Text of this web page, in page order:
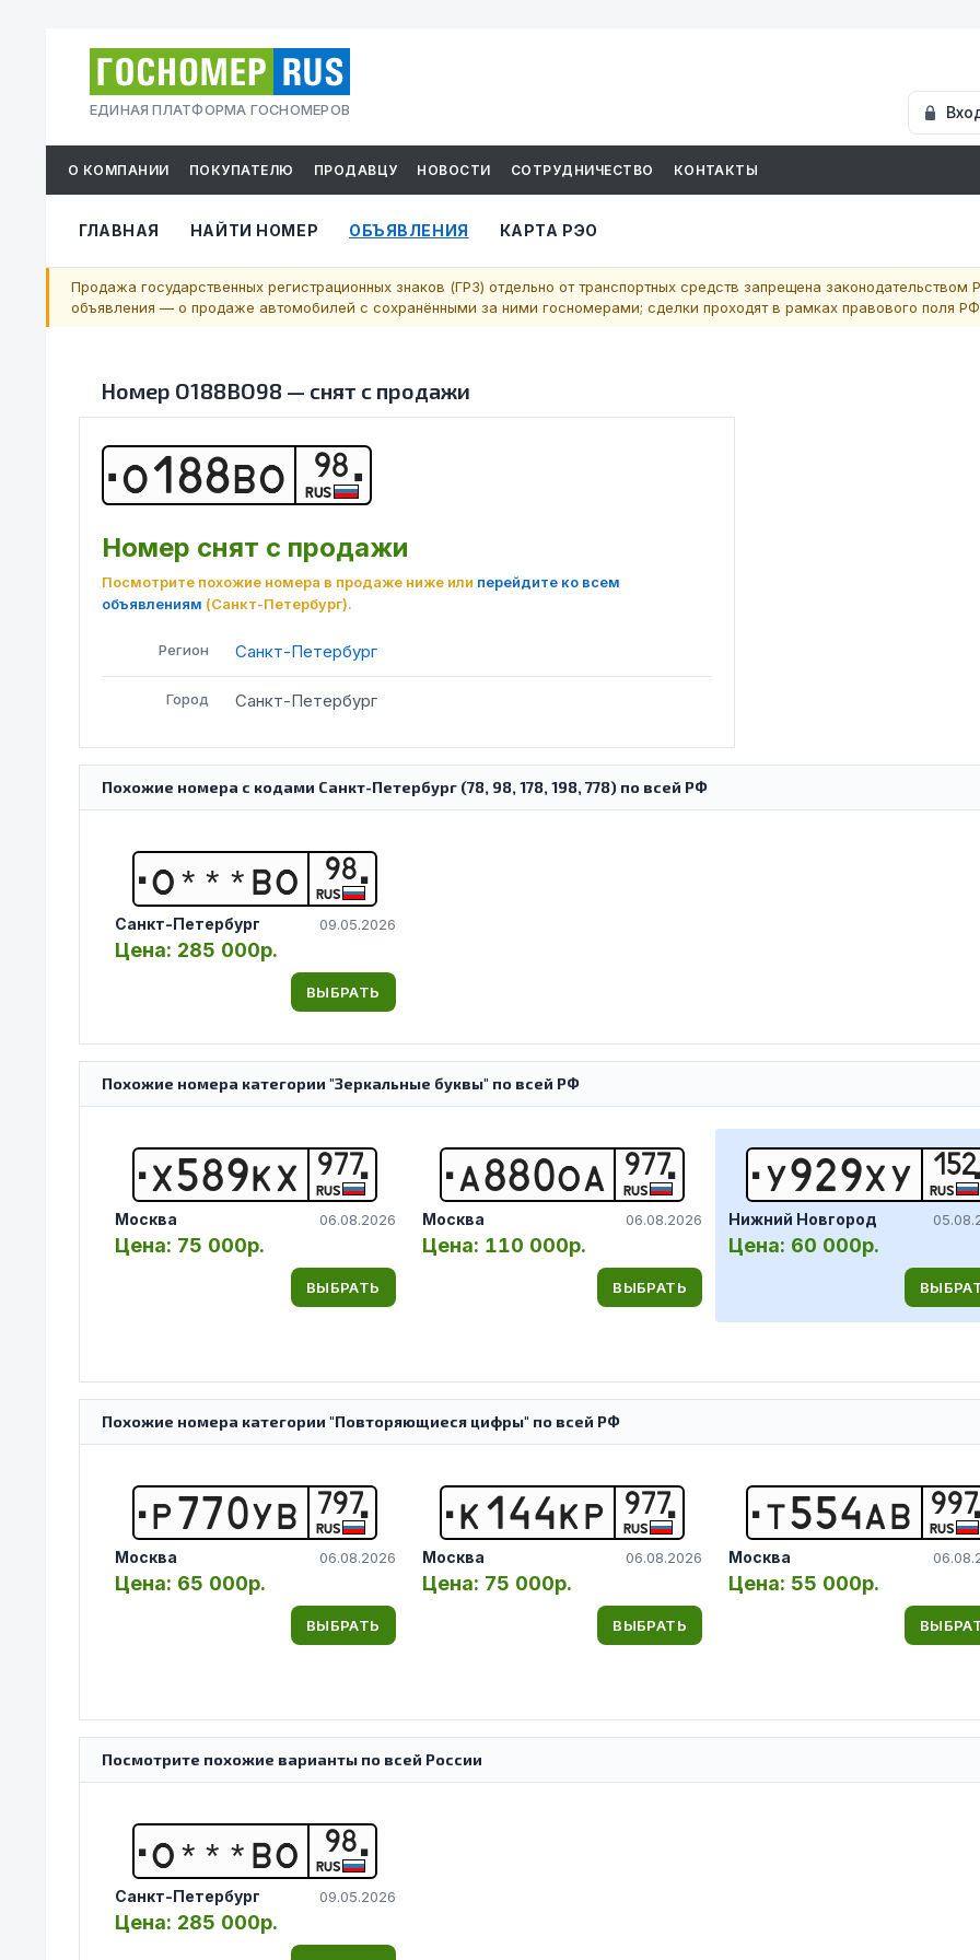
ЕДИНАЯ ПЛАТФОРМА ГОСНОМЕРОВ
О КОМПАНИИ ПОКУПАТЕЛЮ ПРОДАВЦУ НОВОСТИ СОТРУДНИЧЕСТВО КОНТАКТЫ
ГЛАВНАЯ НАЙТИ НОМЕР ОБЪЯВЛЕНИЯ КАРТА РЭО
Продажа государственных регистрационных знаков (ГРЗ) отдельно от транспортных средств запрещена
объявления — о продаже автомобилей с сохранёнными за ними госномерами; сделки проходят в рамках правового поля
Номер О188ВО98 — снят с продажи
О1 88ВО 98
RUS
Номер снят с продажи
Посмотрите похожие номера в продаже ниже или перейдите ко всем
объявлениям (Санкт-Петербург).
Регион Санкт-Петербург
Город Санкт-Петербург
Похожие номера с кодами Санкт-Петербург (78, 98, 178, 198, 778) по всей РФ
О * * * ВО 98
RUS
Санкт-Петербург 09.05.2026
Цена: 285 000р.
ВЫБРАТЬ
Похожие номера категории "Зеркальные буквы" по всей РФ
Х589К Х 977
RUS
Москва 06.08.2026
Цена: 75 000р.
ВЫБРАТЬ
А880ОА 977
RUS
Москва 06.08.2026
Цена: 110 000р.
ВЫБРАТЬ
У929ХУ 152
RUS
Нижний Новгород
Цена: 60 000р.
Похожие номера категории "Повторяющиеся цифры" по всей РФ
Р 770УВ 797
RUS
Москва 06.08.2026
Цена: 65 000р.
ВЫБРАТЬ
К 1 44К Р 977
RUS
Москва 06.08.2026
Цена: 75 000р.
ВЫБРАТЬ
Т554А В 997
RUS
Москва
Цена: 55 000р.
Посмотрите похожие варианты по всей России
О * * * ВО 98
RUS
Санкт-Петербург 09.05.2026
Цена: 285 000р.